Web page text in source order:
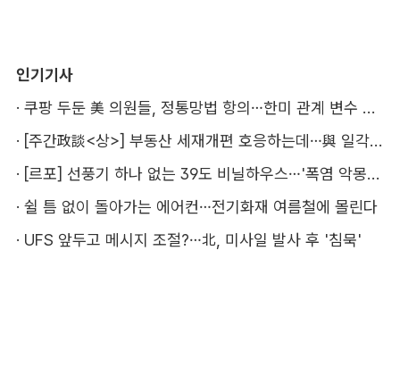
인기기사
·
쿠팡 두둔 美 의원들, 정통망법 항의…한미 관계 변수 될까
·
[주간政談<상>] 부동산 세재개편 호응하는데…與 일각의 속내
·
[르포] 선풍기 하나 없는 39도 비닐하우스…'폭염 악몽' 꾸는 이주노동자
· 쉴 틈 없이 돌아가는 에어컨…전기화재 여름철에 몰린다
· UFS 앞두고 메시지 조절?…北, 미사일 발사 후 '침묵'